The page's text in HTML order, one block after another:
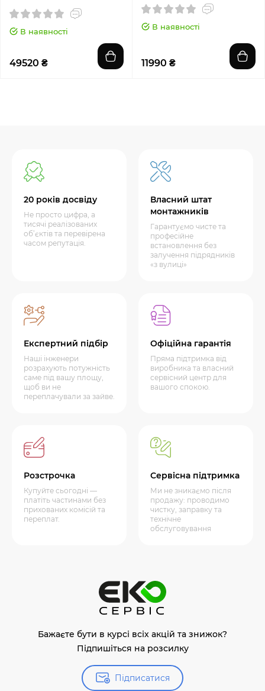
В наявності
49520 ₴
В наявності
11990 ₴
20 років досвіду
Не просто цифра, а
тисячі реалізованих
об’єктів та перевірена
часом репутація.
Власний штат
монтажників
Гарантуємо чисте та
професійне
встановлення без
залучення підрядників
«з вулиці»
Експертний підбір
Наші інженери
розрахують потужність
саме під вашу площу,
щоб ви не
переплачували за зайве.
Офіційна гарантія
Пряма підтримка від
виробника та власний
сервісний центр для
вашого спокою.
Розстрочка
Купуйте сьогодні —
платіть частинами без
прихованих комісій та
переплат.
Сервісна підтримка
Ми не зникаємо після
продажу: проводимо
чистку, заправку та
технічне
обслуговування
Бажаєте бути в курсі всіх акцій та знижок?
Підпишіться на розсилку
Підписатися